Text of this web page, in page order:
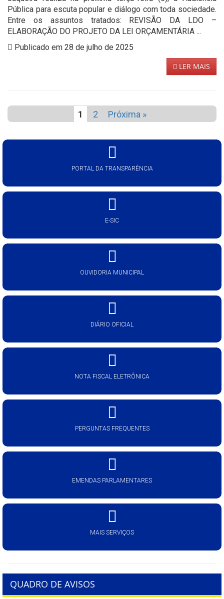
Pública para escuta popular e diálogo com toda sociedade.
Entre os assuntos tratados: REVISÃO DA LDO –
ELABORAÇÃO DO PROJETO DA LEI ORÇAMENTÁRIA ...
Publicado em 28 de julho de 2025
LER MAIS
1 2 Próxima »
PORTAL DA TRANSPARÊNCIA
E-SIC
OUVIDORIA MUNICIPAL
DIÁRIO OFICIAL
NOTA FISCAL ELETRÔNICA
PERGUNTAS FREQUENTES
EMENDAS PARLAMENTARES
MAIS SERVIÇOS
QUADRO DE AVISOS